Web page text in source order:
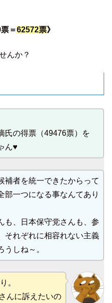
＝62572票》
んか？
氏の得票（49476票）を
ん♥
補者を統一できたからって
部一つになる事なんてあり
も、日本保守党さんも、参
それぞれに相容れない主義
うしね～。
。
んに訴えたいの